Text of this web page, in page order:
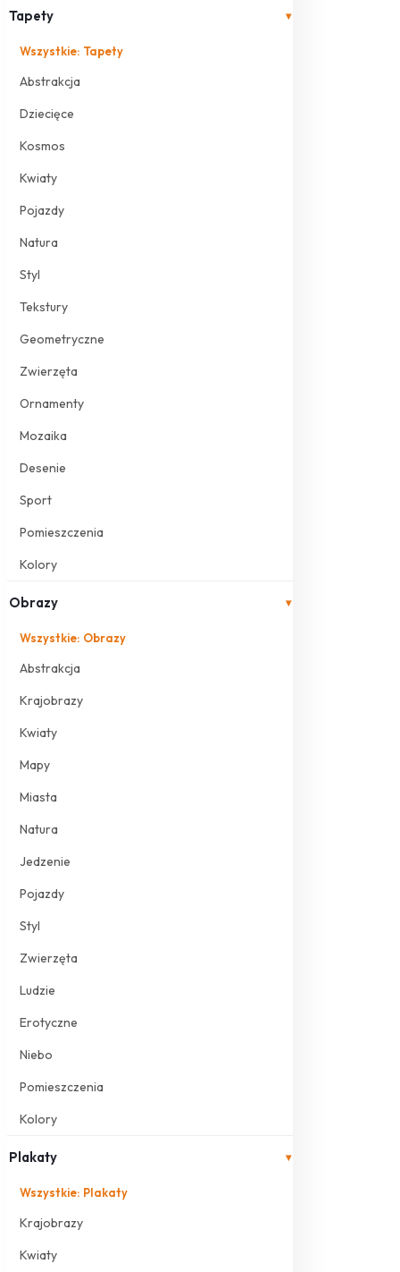
Tapety ▾
Wszystkie: Tapety
Abstrakcja
Dziecięce
Kosmos
Kwiaty
Pojazdy
Natura
Styl
Tekstury
Geometryczne
Zwierzęta
Ornamenty
Mozaika
Desenie
Sport
Pomieszczenia
Kolory
Obrazy ▾
Wszystkie: Obrazy
Abstrakcja
Krajobrazy
Kwiaty
Mapy
Miasta
Natura
Jedzenie
Pojazdy
Styl
Zwierzęta
Ludzie
Erotyczne
Niebo
Pomieszczenia
Kolory
Plakaty ▾
Wszystkie: Plakaty
Krajobrazy
Kwiaty